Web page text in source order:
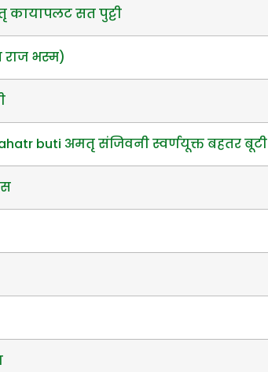
कायापलट सत पुट्टी
राज भस्म)
buti अमतृ संजिवनी स्वर्णयूक्त बहतर बूटी